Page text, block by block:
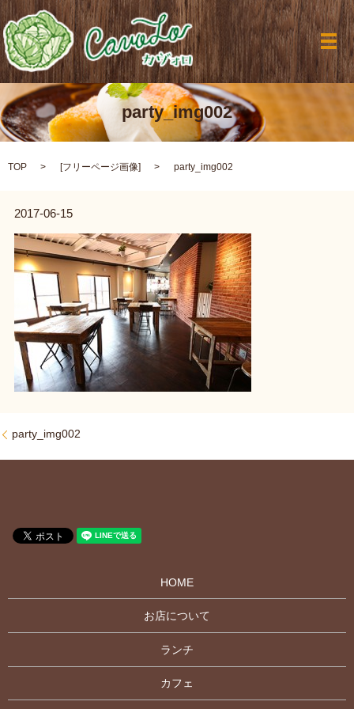
メ
party_img002
TOP [フリーページ画像] party_img002
2017-06-15
party_img002
HOME
お店について
ランチ
カフェ